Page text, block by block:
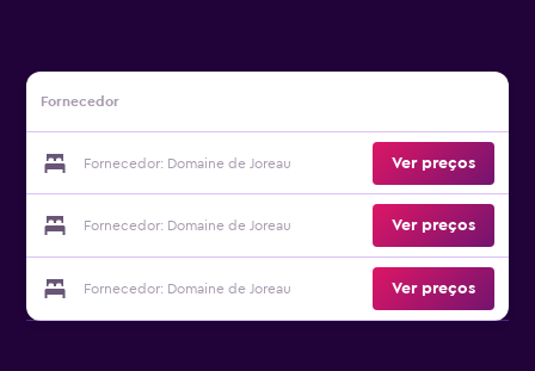
Fornecedor
Fornecedor: Domaine de Joreau Ver preços
Fornecedor: Domaine de Joreau Ver preços
Fornecedor: Domaine de Joreau Ver preços